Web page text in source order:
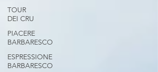
TOUR
DEI CRU
PIACERE
BARBARESCO
ESPRESSIONE
BARBARESCO